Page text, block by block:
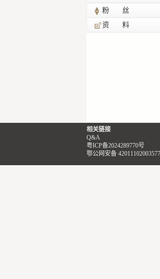
粉 丝
资 料
相关链接
Q&A
粤ICP备2024289770号
鄂公网安备